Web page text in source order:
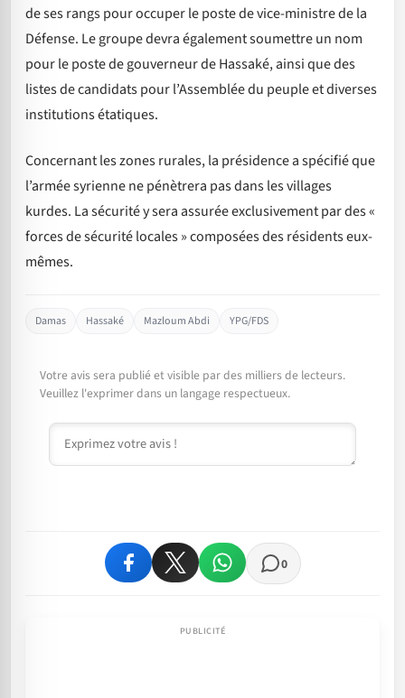
de ses rangs pour occuper le poste de vice-ministre de la
Défense. Le groupe devra également soumettre un nom
pour le poste de gouverneur de Hassaké, ainsi que des
listes de candidats pour l’Assemblée du peuple et diverses
institutions étatiques.
Concernant les zones rurales, la présidence a spécifié que
l’armée syrienne ne pénètrera pas dans les villages
kurdes. La sécurité y sera assurée exclusivement par des «
forces de sécurité locales » composées des résidents eux-
mêmes.
Damas Hassaké Mazloum Abdi YPG/FDS
Votre avis sera publié et visible par des milliers de lecteurs.
Veuillez l'exprimer dans un langage respectueux.
Commentaire
0